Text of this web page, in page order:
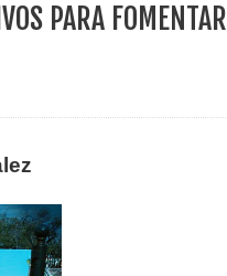
PARA FOMENTAR